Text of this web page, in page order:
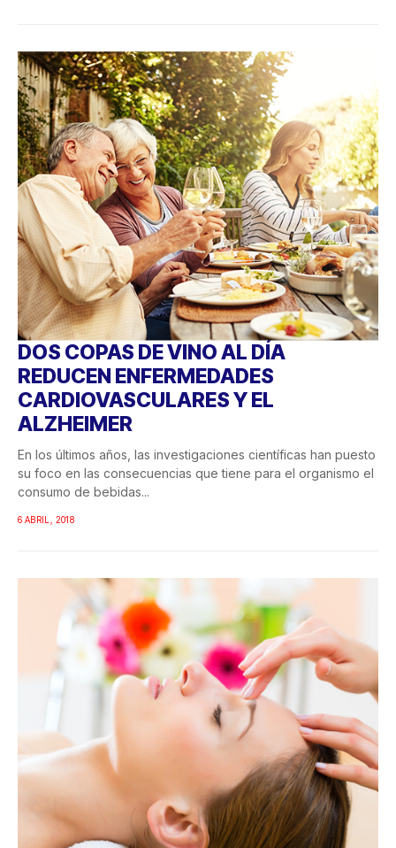
DOS COPAS DE VINO AL DÍA
REDUCEN ENFERMEDADES
CARDIOVASCULARES Y EL
ALZHEIMER
En los últimos años, las investigaciones científicas han puesto
su foco en las consecuencias que tiene para el organismo el
consumo de bebidas...
6 ABRIL, 2018